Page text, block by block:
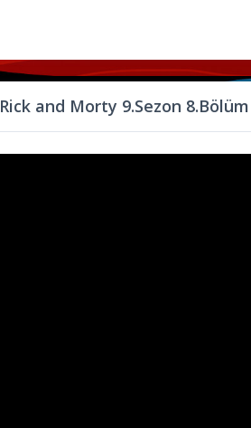
Rick and Morty 9.Sezon